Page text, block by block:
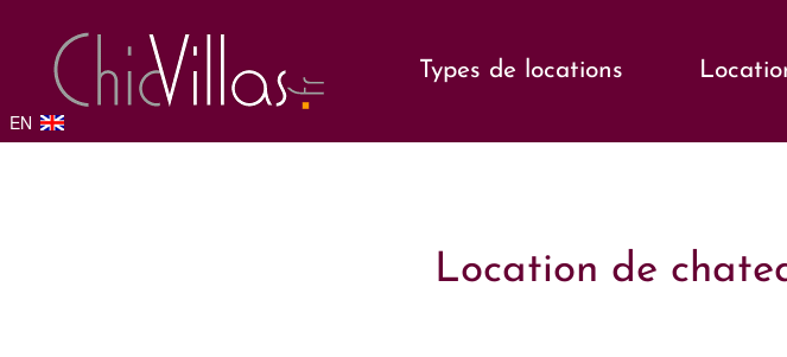
Types de locations
EN
Location de